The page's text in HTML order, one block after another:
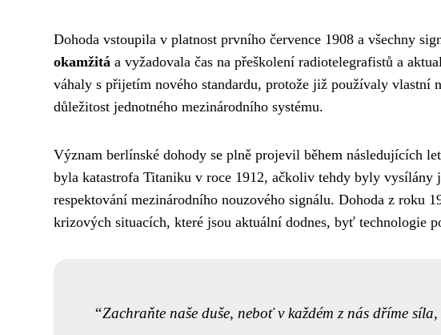
Dohoda vstoupila v platnost prvního července 1908 a všechny
okamžitá a vyžadovala čas na přeškolení radiotelegrafistů a
váhaly s přijetím nového standardu, protože již používaly vlastní
důležitost jednotného mezinárodního systému.
Význam berlínské dohody se plně projevil během následujících
byla katastrofa Titaniku v roce 1912, ačkoliv tehdy byly vysílány
respektování mezinárodního nouzového signálu. Dohoda z roku
krizových situacích, které jsou aktuální dodnes, byť technologie
Zachraňte naše duše, neboť v každém z nás dříme